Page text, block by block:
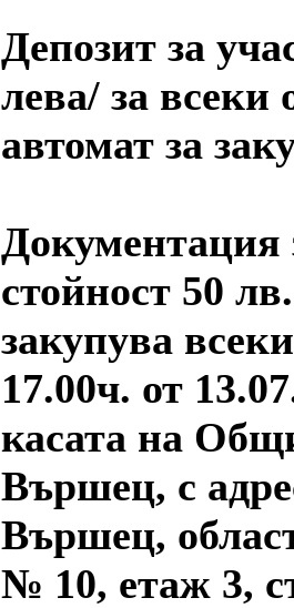
Депозит за
лева/ за всеки
автомат за
Документация
стойност 50
закупува
17.00ч. от
касата на
Вършец, с
Вършец,
№ 10, етаж 3,